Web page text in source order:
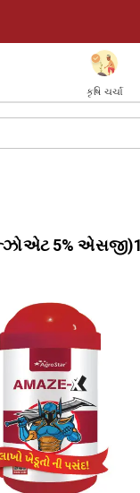
કૃષિ ચર્ચા
5%